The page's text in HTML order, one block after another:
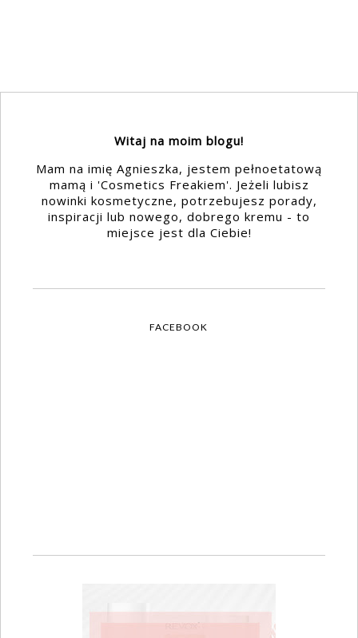
Witaj na moim blogu!
Mam na imię Agnieszka, jestem pełnoetatową
mamą i 'Cosmetics Freakiem'. Jeżeli lubisz
nowinki kosmetyczne, potrzebujesz porady,
inspiracji lub nowego, dobrego kremu - to
miejsce jest dla Ciebie!
FACEBOOK